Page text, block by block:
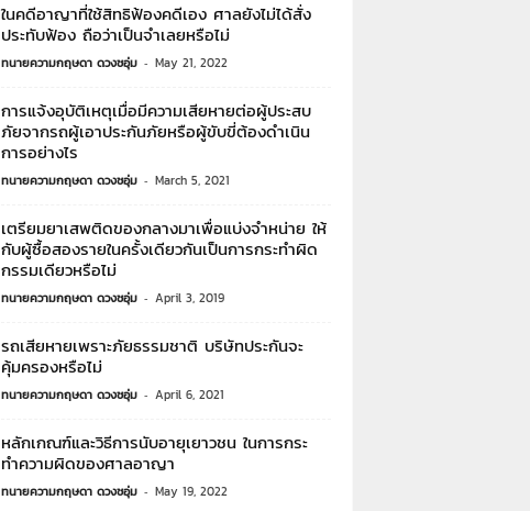
ในคดีอาญาที่ใช้สิทธิฟ้องคดีเอง ศาลยังไม่ได้สั่ง
ประทับฟ้อง ถือว่าเป็นจำเลยหรือไม่
ทนายความกฤษดา ดวงชอุ่ม - May 21, 2022
การแจ้งอุบัติเหตุเมื่อมีความเสียหายต่อผู้ประสบ
ภัยจากรถผู้เอาประกันภัยหรือผู้ขับขี่ต้องดำเนิน
การอย่างไร
ทนายความกฤษดา ดวงชอุ่ม - March 5, 2021
เตรียมยาเสพติดของกลางมาเพื่อแบ่งจำหน่าย ให้
กับผู้ซื้อสองรายในครั้งเดียวกันเป็นการกระทำผิด
กรรมเดียวหรือไม่
ทนายความกฤษดา ดวงชอุ่ม - April 3, 2019
รถเสียหายเพราะภัยธรรมชาติ บริษัทประกันจะ
คุ้มครองหรือไม่
ทนายความกฤษดา ดวงชอุ่ม - April 6, 2021
หลักเกณฑ์และวิธีการนับอายุเยาวชน ในการกระ
ทำความผิดของศาลอาญา
ทนายความกฤษดา ดวงชอุ่ม - May 19, 2022